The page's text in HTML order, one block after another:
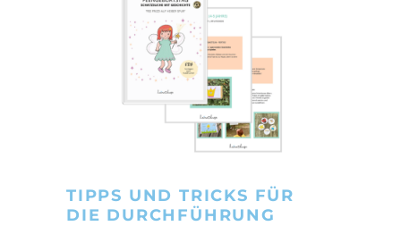
TIPPS UND TRICKS FÜR
DIE DURCHFÜHRUNG